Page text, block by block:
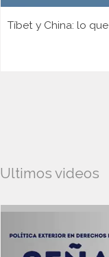
Tíbet y China: lo
Ultimos videos